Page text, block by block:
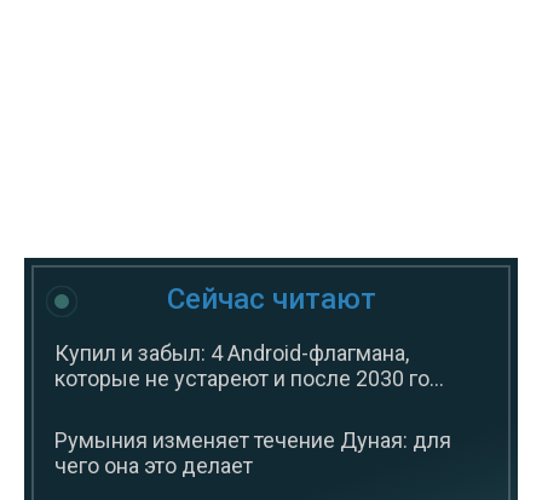
Сейчас читают
Купил и забыл: 4 Android-флагмана,
которые не устареют и после 2030 го...
Румыния изменяет течение Дуная: для
чего она это делает